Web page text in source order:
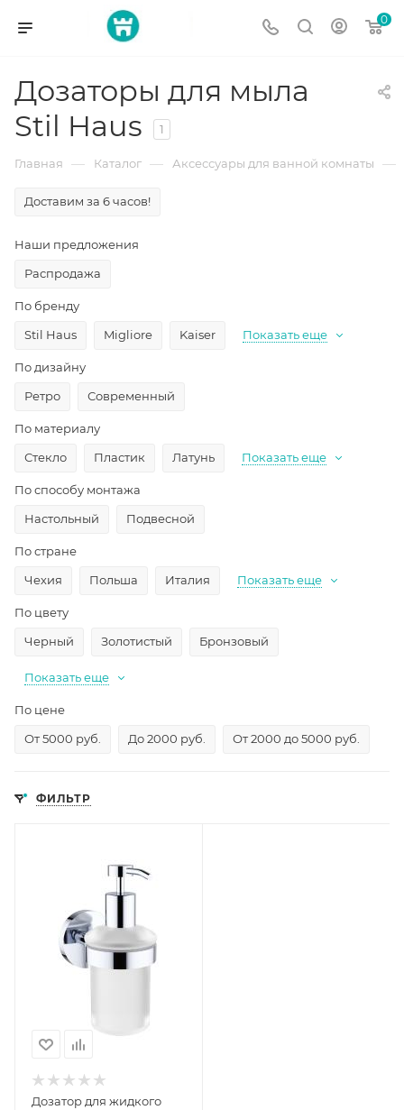
0
Дозаторы для мыла
Stil Haus
1
Главная — Каталог — Аксессуары для ванной комнаты —
Доставим за 6 часов!
Наши предложения
Распродажа
По бренду
Stil Haus
Migliore Kaiser Показать еще
По дизайну
Ретро
Современный
По материалу
Стекло
Пластик Латунь Показать еще
По способу монтажа
Настольный
Подвесной
По стране
Чехия
Польша Италия Показать еще
По цвету
Черный
Золотистый Бронзовый
Показать еще
По цене
От 5000 руб.
До 2000 руб. От 2000 до 5000 руб.
ФИЛЬТР
Дозатор для жидкого